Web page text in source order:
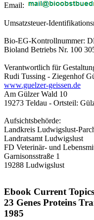
Email:
Umsatzsteuer-
Bio-EG-Kontrollnummer:
Bioland Betriebs Nr. 100
Verantwortlich für
Rudi Tussing - Ziegenhof
www.guelzer-geissen.de
Am Gülzer Wald 10
19273 Teldau - Ortsteil:
Aufsichtsbehörde:
Landkreis Ludwigslust-
Landratsamt Ludwigslust
FD Veterinär- und
Garnisonsstraße 1
19288 Ludwigslust
Ebook Current
23 Genes Proteins
1985